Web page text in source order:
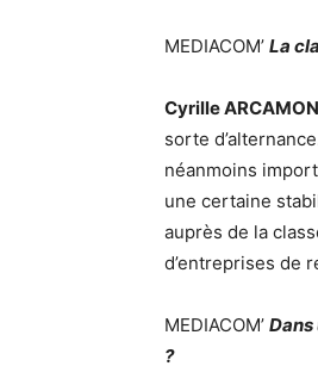
MEDIACOM’ La
Cyrille
sorte
néanmoins
une certaine
auprès de la
d’entreprises de
MEDIACOM’
?